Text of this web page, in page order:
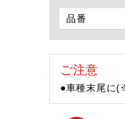
品番
ご注意
●車種末尾に